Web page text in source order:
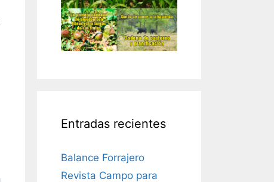
Entradas recientes
Balance Forrajero
Revista Campo para